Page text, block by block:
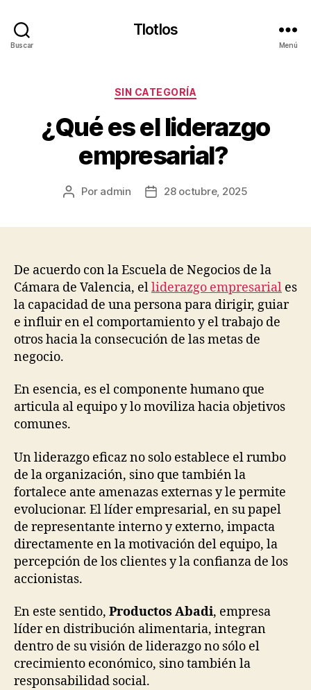
Buscar
Tlotlos
Menú
Categorías
SIN CATEGORÍA
¿Qué es el liderazgo
empresarial?
Autor
Por admin
Fecha28 octubre, 2025
De acuerdo con la Escuela de Negocios de la
Cámara de Valencia, elliderazgo empresarial es
la capacidad de una persona para dirigir, guiar
e influir en el comportamiento y el trabajo de
otros hacia la consecución de las metas de
negocio.
En esencia, es el componente humano que
articula al equipo y lo moviliza hacia objetivos
comunes.
Un liderazgo eficaz no solo establece el rumbo
de la organización, sino que también la
fortalece ante amenazas externas y le permite
evolucionar. El líder empresarial, en su papel
de representante interno y externo, impacta
directamente en la motivación del equipo, la
percepción de los clientes y la confianza de los
accionistas.
En este sentido, Productos Abadi, empresa
líder en distribución alimentaria, integran
dentro de su visión de liderazgo no sólo el
crecimiento económico, sino también la
responsabilidad social.